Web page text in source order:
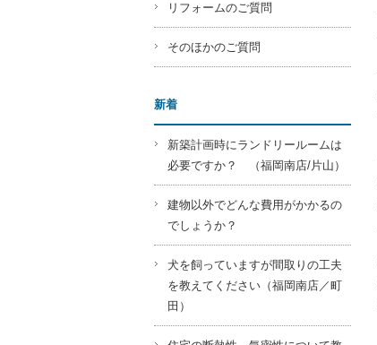
リフォームのご質問
そのほかのご質問
新着
新築計画時にランドリールームは
必要ですか？ （福岡南店/片山）
建物以外でどんな費用がかかるの
でしょうか？
犬を飼っていますが間取りの工夫
を教えてください（福岡南店／町
田）